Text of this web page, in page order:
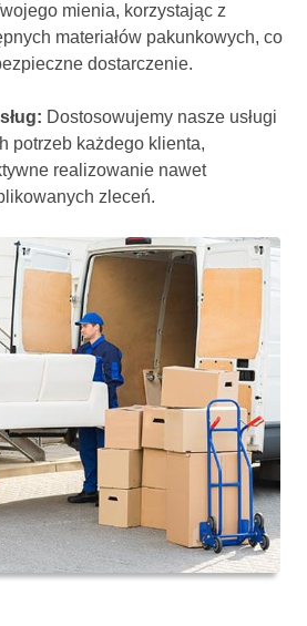
mienia, korzystając z
materiałów pakunkowych, co
dostarczenie.
Dostosowujemy nasze usługi
potrzeb każdego klienta,
realizowanie nawet
zleceń.